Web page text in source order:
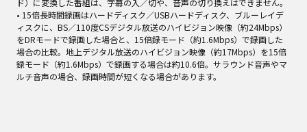
• 15倍長時間録画はハードディスク／USBハードディスク、ブルーレイデ
ィスクに、BS／110度CSデジタル放送のハイビジョン映像（約24Mbps）
をDRモードで録画した場合と、15倍録モード（約1.6Mbps）で録画した
場合の比較。地上デジタル放送のハイビジョン映像（約17Mbps）を15倍
録モード（約1.6Mbps）で録画する場合は約10.6倍。サラウンド音声やマ
ルチ音声の場合、録画時間が短くなる場合があります。